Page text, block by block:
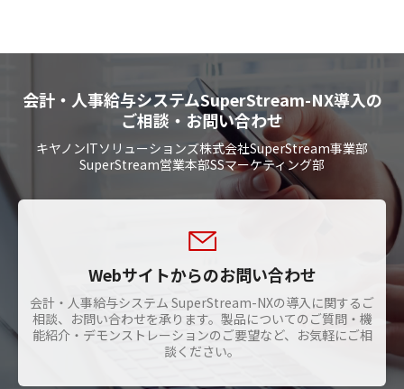
会計・人事給与システムSuperStream-NX導入の
ご相談・お問い合わせ
キヤノンITソリューションズ株式会社SuperStream事業部
SuperStream営業本部SSマーケティング部
Webサイトからのお問い合わせ
会計・人事給与システム SuperStream-NXの導入に関するご
相談、お問い合わせを承ります。製品についてのご質問・機
能紹介・デモンストレーションのご要望など、お気軽にご相
談ください。